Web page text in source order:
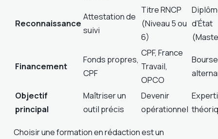
Reconnaissance
Attestation de
suivi
Titre RNCP
(Niveau 5 ou
6)
d’État
Financement
Fonds propres,
CPF
CPF, France
Travail,
OPCO
Objectif
principal
Maîtriser un
outil précis
Devenir
opérationnel
Choisir une formation en rédaction est un